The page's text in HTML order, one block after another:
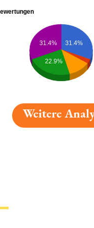
31.4%
31.4%
22.9%
Weitere